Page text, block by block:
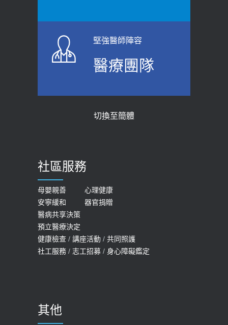
上班常待在冷氣房？小心泌尿道感染
醫示警：1病症嚴重恐喪命
2026-05-21
女性必看國健署公費懶人包！這幾項檢
查完全免費 沒做虧大了
2026-05-14
骨科魏志定主任接受專訪 【年代電視
質密度檢查！醫：注意5重點可逆轉
膝蓋退化有9大部位 骨科醫坦言：不
一定得換人工關節
2019-10-08
20歲迪士尼男星因癲癇猝逝 老人小
孩最好發、醫師點出8大前兆
2019-07-09
堅強醫師陣容
醫療團隊
切換至簡體
社區服務
母嬰親善
心理健康
安寧緩和
器官捐贈
醫病共享決策
預立醫療決定
健康檢查 / 講座活動 / 共同照護
社工服務 / 志工招募 / 身心障礙鑑定
其他